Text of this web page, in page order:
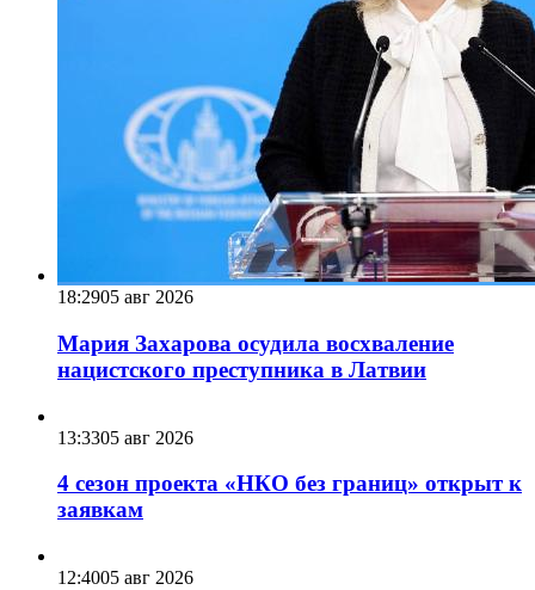
18:2905 авг 2026
Мария Захарова осудила восхваление
нацистского преступника в Латвии
13:3305 авг 2026
4 сезон проекта «НКО без границ» открыт к
заявкам
12:4005 авг 2026